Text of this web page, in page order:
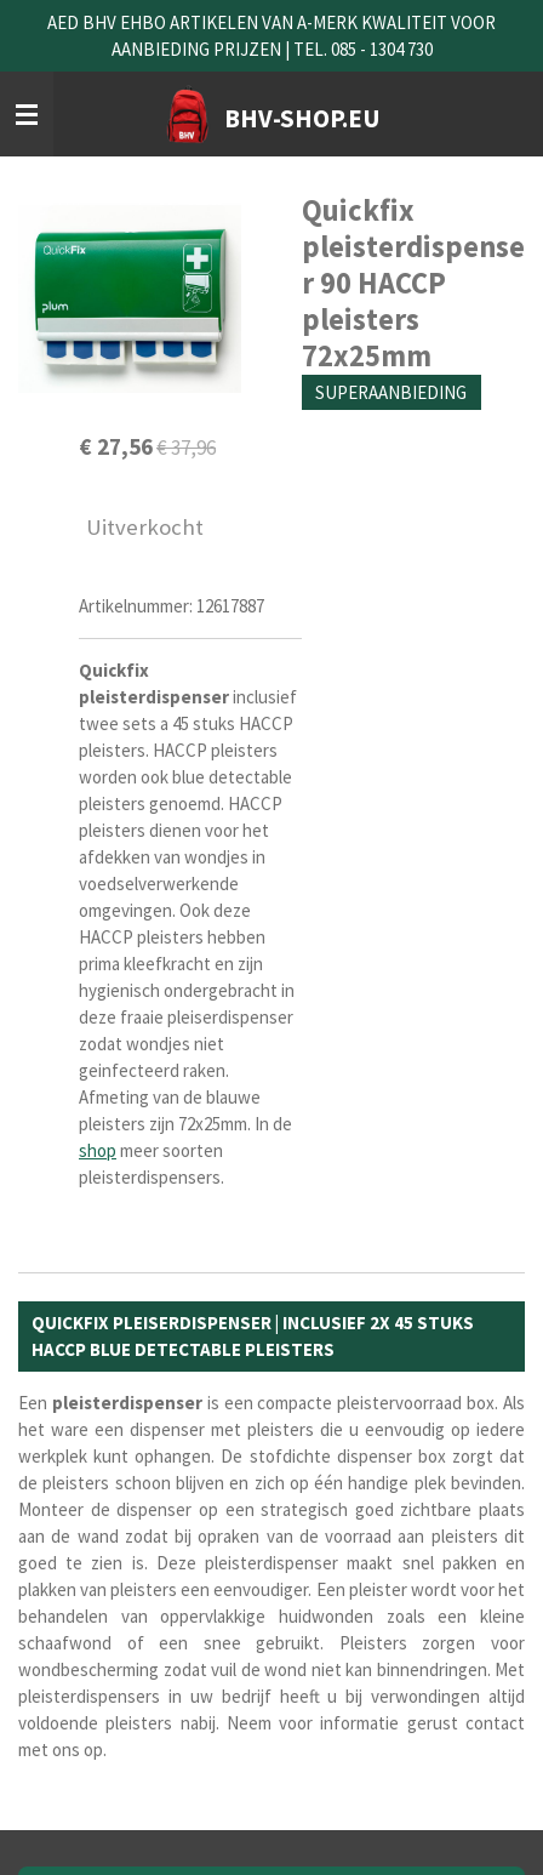
naar
de
hoofdinhoud
BHV-SHOP.EU
AED BHV EHBO ARTIKELEN VAN A-MERK KWALITEIT VOOR
AANBIEDING PRIJZEN | TEL. 085 - 1304 730
Quickfix
pleisterdispense
r 90 HACCP
pleisters
72x25mm
SUPERAANBIEDING
€ 27,56€ 37,96
Uitverkocht
Artikelnummer: 12617887
Quickfix
pleisterdispenserinclusief
twee sets a 45 stuks HACCP
pleisters. HACCP pleisters
worden ook blue detectable
pleisters genoemd. HACCP
pleisters dienen voor het
afdekken van wondjes in
voedselverwerkende
omgevingen. Ook deze
HACCP pleisters hebben
prima kleefkracht en zijn
hygienisch ondergebracht in
deze fraaie pleiserdispenser
zodat wondjes niet
geinfecteerd raken.
Afmeting van de blauwe
pleisters zijn 72x25mm. In de
shop meer soorten
pleisterdispensers.
QUICKFIX PLEISERDISPENSER | INCLUSIEF 2X 45 STUKS
HACCP BLUE DETECTABLE PLEISTERS
Een pleisterdispenseris een compacte pleistervoorraad box. Als
het ware een dispenser met pleisters die u eenvoudig op iedere
werkplek kunt ophangen. De stofdichte dispenser box zorgt dat
de pleisters schoon blijven en zich op één handige plek bevinden.
Monteer de dispenser op een strategisch goed zichtbare plaats
aan de wand zodat bij opraken van de voorraad aan pleisters dit
goed te zien is. Deze pleisterdispenser maakt snel pakken en
plakken van pleisters een eenvoudiger. Een pleister wordt voor het
behandelen van oppervlakkige huidwonden zoals een kleine
schaafwond of een snee gebruikt. Pleisters zorgen voor
wondbescherming zodat vuil de wond niet kan binnendringen. Met
pleisterdispensers in uw bedrijf heeft u bij verwondingen altijd
voldoende pleisters nabij. Neem voor informatie gerust contact
met ons op.